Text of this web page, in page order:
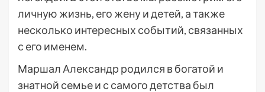
личную жизнь, его жену и детей, а также
несколько интересных событий, связанных
с его именем.
Маршал Александр родился в богатой и
знатной семье и с самого детства был